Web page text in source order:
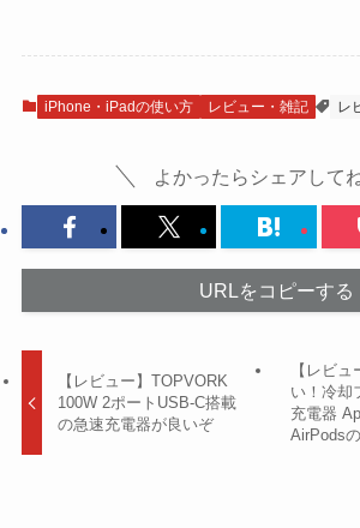
iPhone・iPadの使い方 レビュー・雑記 レ
よかったらシェアして
URLをコピーする
【レビュー】TOPVORK
100W 2ポートUSB-C搭載
の急速充電器が良いぞ
【レビ
い！冷却
充電器
AirPods